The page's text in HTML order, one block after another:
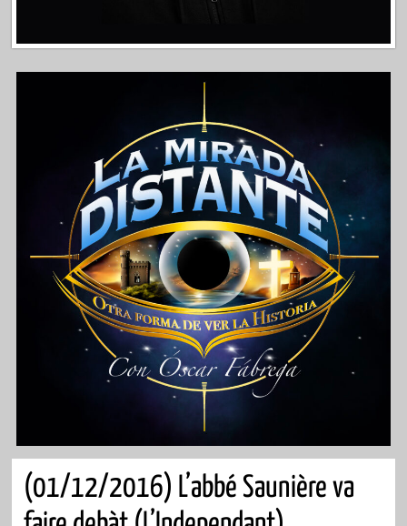
(01/12/2016) L’abbé Saunière va